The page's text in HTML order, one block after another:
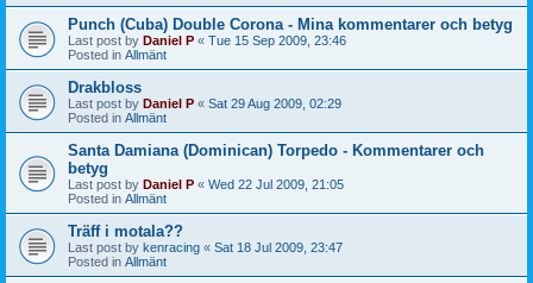
Punch (Cuba) Double Corona - Mina kommentarer och betyg
Last post by Daniel P « Tue 15 Sep 2009, 23:46
Posted in Allmänt
Drakbloss
Last post by Daniel P « Sat 29 Aug 2009, 02:29
Posted in Allmänt
Santa Damiana (Dominican) Torpedo - Kommentarer och
betyg
Last post by Daniel P « Wed 22 Jul 2009, 21:05
Posted in Allmänt
Träff i motala??
Last post by kenracing « Sat 18 Jul 2009, 23:47
Posted in Allmänt